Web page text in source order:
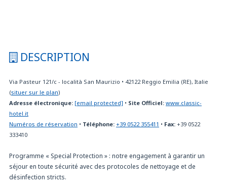
DESCRIPTION
Via Pasteur 121/c - località San Maurizio • 42122 Reggio Emilia (RE), Italie
(situer sur le plan)
Adresse électronique: [email protected] • Site Officiel: www.classic-
hotel.it
Numéros de réservation • Téléphone: +39 0522 355411 • Fax: +39 0522
333410
Programme « Special Protection » : notre engagement à garantir un
séjour en toute sécurité avec des protocoles de nettoyage et de
désinfection stricts.